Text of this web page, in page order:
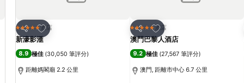
分享
放到收藏夾
5 星級 酒店
新濠影滙
8.9 極佳 (30,050 筆評分)
距離媽閣廟 2.2 公里
分享
放到收藏夾
5 星級 酒店
澳門巴黎人酒店
9.2 極佳 (27,567 筆評分)
澳門, 距離市中心 6.7 公里